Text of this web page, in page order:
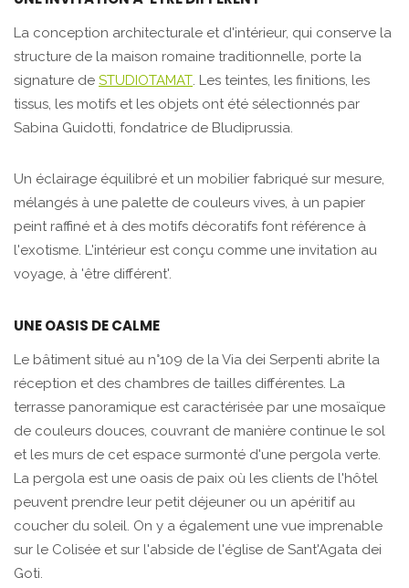
La conception architecturale et d'intérieur, qui conserve la
structure de la maison romaine traditionnelle, porte la
signature de STUDIOTAMAT. Les teintes, les finitions, les
tissus, les motifs et les objets ont été sélectionnés par
Sabina Guidotti, fondatrice de Bludiprussia.
Un éclairage équilibré et un mobilier fabriqué sur mesure,
mélangés à une palette de couleurs vives, à un papier
peint raffiné et à des motifs décoratifs font référence à
l'exotisme. L'intérieur est conçu comme une invitation au
voyage, à 'être différent'.
UNE OASIS DE CALME
Le bâtiment situé au n°109 de la Via dei Serpenti abrite la
réception et des chambres de tailles différentes. La
terrasse panoramique est caractérisée par une mosaïque
de couleurs douces, couvrant de manière continue le sol
et les murs de cet espace surmonté d'une pergola verte.
La pergola est une oasis de paix où les clients de l'hôtel
peuvent prendre leur petit déjeuner ou un apéritif au
coucher du soleil. On y a également une vue imprenable
sur le Colisée et sur l'abside de l'église de Sant'Agata dei
Goti.